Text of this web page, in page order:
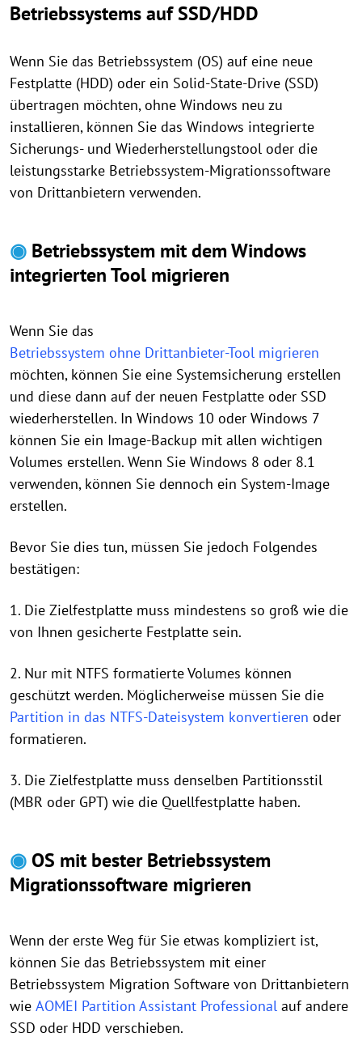
Betriebssystems auf SSD/HDD
Wenn Sie das Betriebssystem (OS) auf eine neue
Festplatte (HDD) oder ein Solid-State-Drive (SSD)
übertragen möchten, ohne Windows neu zu
installieren, können Sie das Windows integrierte
Sicherungs- und Wiederherstellungstool oder die
leistungsstarke Betriebssystem-Migrationssoftware
von Drittanbietern verwenden.
◉ Betriebssystem mit dem Windows
integrierten Tool migrieren
Wenn Sie das
Betriebssystem ohne Drittanbieter-Tool migrieren
möchten, können Sie eine Systemsicherung erstellen
und diese dann auf der neuen Festplatte oder SSD
wiederherstellen. In Windows 10 oder Windows 7
können Sie ein Image-Backup mit allen wichtigen
Volumes erstellen. Wenn Sie Windows 8 oder 8.1
verwenden, können Sie dennoch ein System-Image
erstellen.
Bevor Sie dies tun, müssen Sie jedoch Folgendes
bestätigen:
1. Die Zielfestplatte muss mindestens so groß wie die
von Ihnen gesicherte Festplatte sein.
2. Nur mit NTFS formatierte Volumes können
geschützt werden. Möglicherweise müssen Sie die
Partition in das NTFS-Dateisystem konvertieren oder
formatieren.
3. Die Zielfestplatte muss denselben Partitionsstil
(MBR oder GPT) wie die Quellfestplatte haben.
◉ OS mit bester Betriebssystem
Migrationssoftware migrieren
Wenn der erste Weg für Sie etwas kompliziert ist,
können Sie das Betriebssystem mit einer
Betriebssystem Migration Software von Drittanbietern
wie AOMEI Partition Assistant Professional auf andere
SSD oder HDD verschieben.